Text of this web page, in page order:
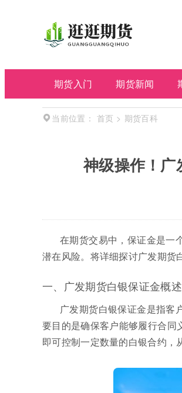
期货入门 期货新闻
当前位置： 首页 > 期货百科
神级操作！广
在期货交易中，保证金是一
潜在风险。将详细探讨广发期货
一、广发期货白银保证金概述
广发期货白银保证金是指客
要目的是确保客户能够履行合同
即可控制一定数量的白银合约，